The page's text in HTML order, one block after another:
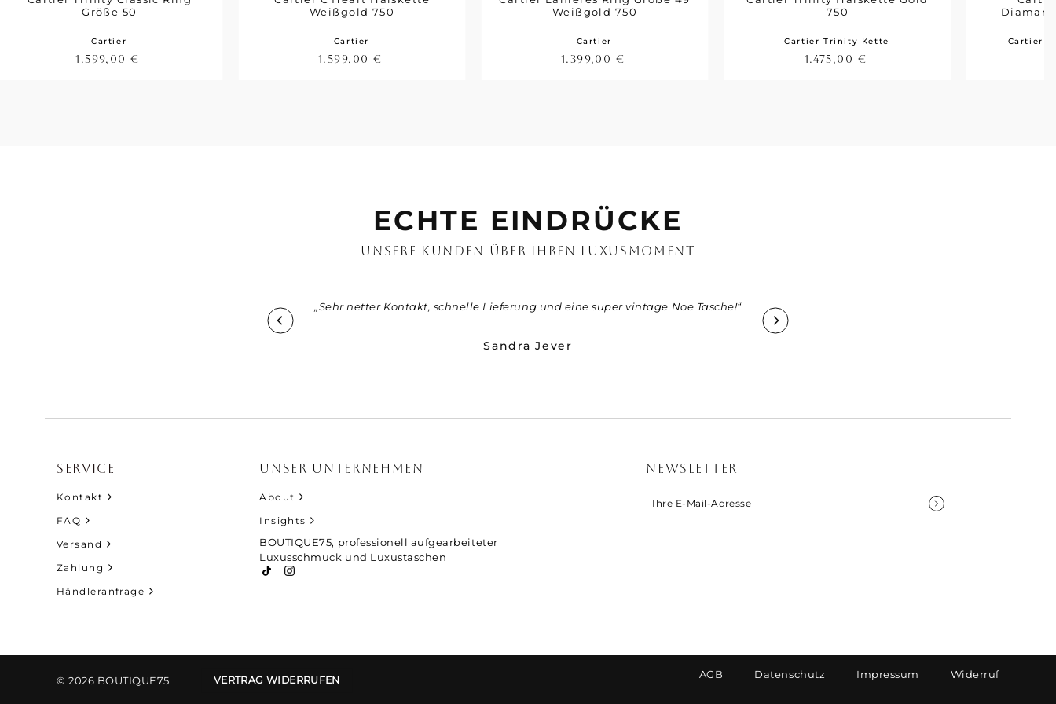
Cartier
Größe 50
1.599,00€
Cartier
Weißgold 750
1.599,00 €
Cartier
Weißgold 750
1.399,00 €
Cartier Trinity Kette
750
1.475,00 €
Cartier
ECHTE EINDRÜCKE
UNSERE KUNDEN ÜBER IHREN LUXUSMOMENT
„Sehr netter Kontakt, schnelle Lieferung und eine super vintage Noe Tasche!“
Sandra Jever
„Vielen Dank an Boutique75 und Herrn Jäger für
mir eine "gebrauchte" Tasche zu kaufen, aber die
sich. Die Tasche die ich erworben habe ist über 20
in einer diskreten, aber sehr hochwertigen
Shoxc HB
SERVICE
Kontakt
FAQ
Versand
Zahlung
Händleranfrage
UNSER UNTERNEHMEN
About
Insights
BOUTIQUE75, professionell aufgearbeiteter
Luxusschmuck und Luxustaschen
NEWSLETTER
© 2026 BOUTIQUE75 VERTRAG WIDERRUFEN AGB Datenschutz Impressum Widerruf